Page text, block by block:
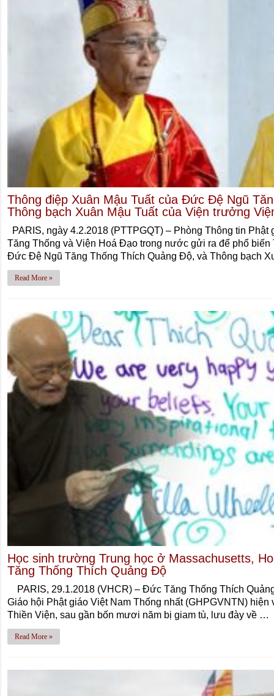
Thông điệp Xuân Mậu Tuất của Đức Đệ Ngũ
Thông bạch Xuân Mậu Tuất của Viện trưởng
PARIS, ngày 4.2.2018 (PTTPGQT) – Phòng Thông tin
Tăng Thống và Viện Hoá Đạo trong nước gửi ra để phổ biến
Đức Đệ Ngũ Tăng Thống Thích Quảng Độ, và Thông bạch
Read More »
Học sinh trường Trung học ở Massachusetts,
Tăng Thống Thích Quảng Độ
PARIS, 29.1.2018 (VHCR) – Đức Tăng Thống Thích
Giáo hội Phật giáo Việt Nam Thống nhất (GHPGVNTN)
Thiền Viện, sau gần bốn mươi năm bị giam tù, lưu đày về …
Read More »